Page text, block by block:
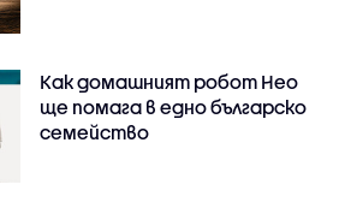
Как домашният робот Нео
ще помага в едно българско
семейство